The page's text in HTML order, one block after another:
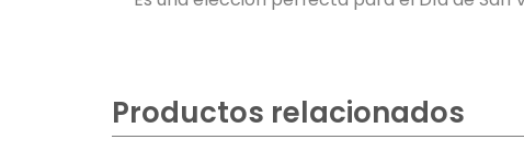
Productos relacionados